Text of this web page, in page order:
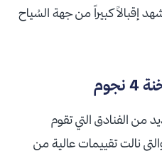
إقبالاً كبيراً من جهة السُياح
من الفنادق التي تقوم
نالت تقييمات عالية من